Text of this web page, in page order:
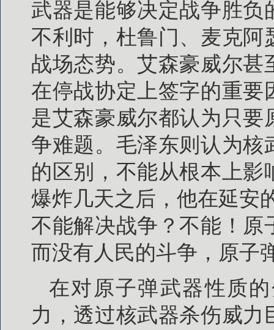
武器是能够决定战争胜
不利时，杜鲁门、麦克阿
战场态势。艾森豪威尔
在停战协定上签字的重要
是艾森豪威尔都认为只
争难题。毛泽东则认为
的区别，不能从根本上
爆炸几天之后，他在延安
不能解决战争？不能！原
而没有人民的斗争，原子
在对原子弹武器性质
力，透过核武器杀伤威